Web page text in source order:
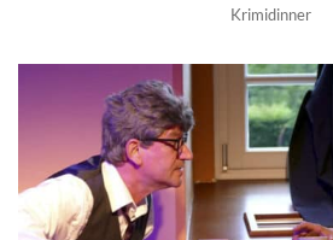
Krimidinner